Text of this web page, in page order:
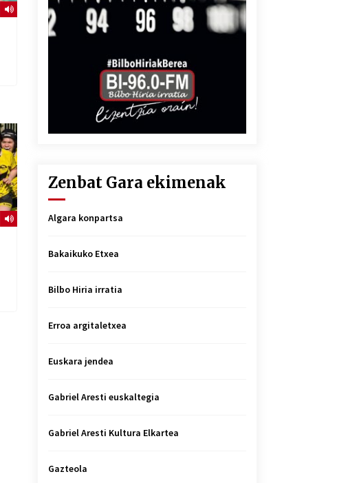
Zenbat Gara ekimenak
Algara konpartsa
Bakaikuko Etxea
Bilbo Hiria irratia
Erroa argitaletxea
Euskara jendea
Gabriel Aresti euskaltegia
Gabriel Aresti Kultura Elkartea
Gazteola